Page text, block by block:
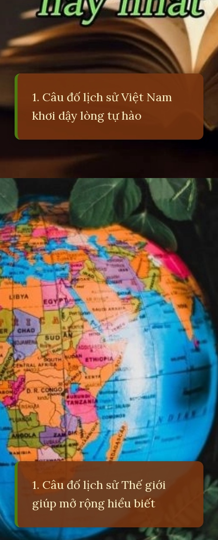
1. Câu đố lịch sử Việt Nam
khơi dậy lòng tự hào
https://erci.edu.vn/cau-do-lich-su
1. Câu đố lịch sử Thế giới
giúp mở rộng hiểu biết